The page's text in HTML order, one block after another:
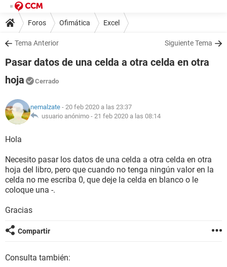
Foros Ofimática Excel
Tema Anterior Siguiente Tema
Pasar datos de una celda a otra celda en otra
hoja
Cerrado
nemalzate - 20 feb 2020 a las 23:37
usuario anónimo - 21 feb 2020 a las 08:14
Hola
Necesito pasar los datos de una celda a otra celda en otra
hoja del libro, pero que cuando no tenga ningún valor en la
celda no me escriba 0, que deje la celda en blanco o le
coloque una -.
Gracias
Compartir
Consulta también: